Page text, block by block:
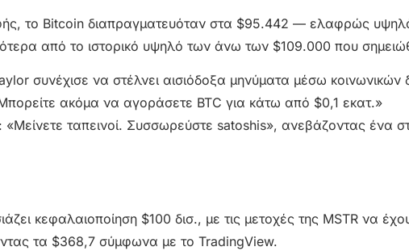
το Bitcoin διαπραγματευόταν στα $95.442 — ελαφρώς
από το ιστορικό υψηλό των άνω των $109.000 που
συνέχισε να στέλνει αισιόδοξα μηνύματα μέσω κοινωνικών
ακόμα να αγοράσετε BTC για κάτω από $0,1 εκατ.»
«Μείνετε ταπεινοί. Συσσωρεύστε satoshis», ανεβάζοντας ένα
κεφαλαιοποίηση $100 δισ., με τις μετοχές της MSTR να
τα $368,7 σύμφωνα με το TradingView.